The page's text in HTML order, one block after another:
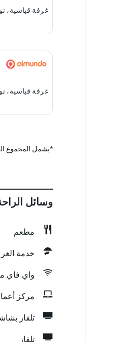
غرفة قياسية،
غرفة قياسية،
*يشمل المجموع
وسائل
مطعم
خدمة
واي فاي
مركز
تلفاز
تلفاز